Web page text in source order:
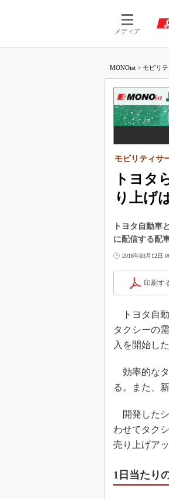
メディア
MONOist > モビリテ
トヨタ
り上げ
モビリティサ
トヨタ自動車
に配信する配
2018年03月12日
印刷す
トヨタ自動
タクシーの
入を開始し
効率的なタ
る。また、
開発したシ
わせてタク
売り上げア
1日当たり